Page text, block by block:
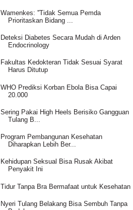
Wamenkes: ''Tidak Semua Pemda
Prioritaskan Bidang ...
Deteksi Diabetes Secara Mudah di Arden
Endocrinology
Fakultas Kedokteran Tidak Sesuai Syarat
Harus Ditutup
WHO Prediksi Korban Ebola Bisa Capai
20.000
Sering Pakai High Heels Berisiko Gangguan
Tulang B...
Program Pembangunan Kesehatan
Diharapkan Lebih Ber...
Kehidupan Seksual Bisa Rusak Akibat
Penyakit Ini
Tidur Tanpa Bra Bermafaat untuk Kesehatan
Nyeri Tulang Belakang Bisa Sembuh Tanpa